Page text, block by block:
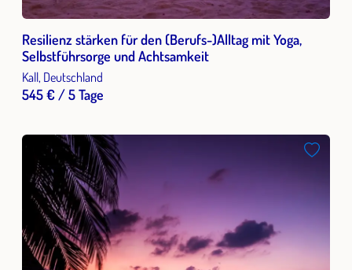
Resilienz stärken für den (Berufs-)Alltag mit Yoga,
Selbstführsorge und Achtsamkeit
Kall, Deutschland
545 € / 5 Tage